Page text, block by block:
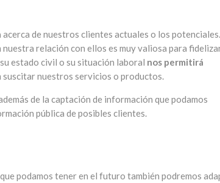
acerca de nuestros clientes actuales o los potenciales.
relación con ellos es muy valiosa para
estado civil o su situación laboral nos permitirá
suscitar nuestros servicios o productos.
de la captación de información que podamos
pública de posibles clientes.
podamos tener en el futuro también podremos